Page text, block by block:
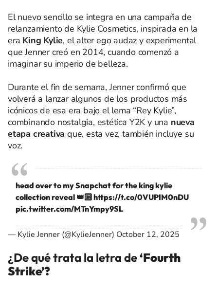
El nuevo sencillo se integra en una campaña de
relanzamiento de Kylie Cosmetics, inspirada en la
era King Kylie, el alter ego audaz y experimental
que Jenner creó en 2014, cuando comenzó a
imaginar su imperio de belleza.
Durante el fin de semana, Jenner confirmó que
volverá a lanzar algunos de los productos más
icónicos de esa era bajo el lema “Rey Kylie”,
combinando nostalgia, estética Y2K y una nueva
etapa creativa que, esta vez, también incluye su
voz.
head over to my Snapchat for the king kylie
collection reveal 👑🔟https://t.co/0VUPIM0nDU
pic.twitter.com/MTnYmpy9SL
— Kylie Jenner (@KylieJenner) October 12, 2025
¿De qué trata la letra de‘Fourth
Strike’?